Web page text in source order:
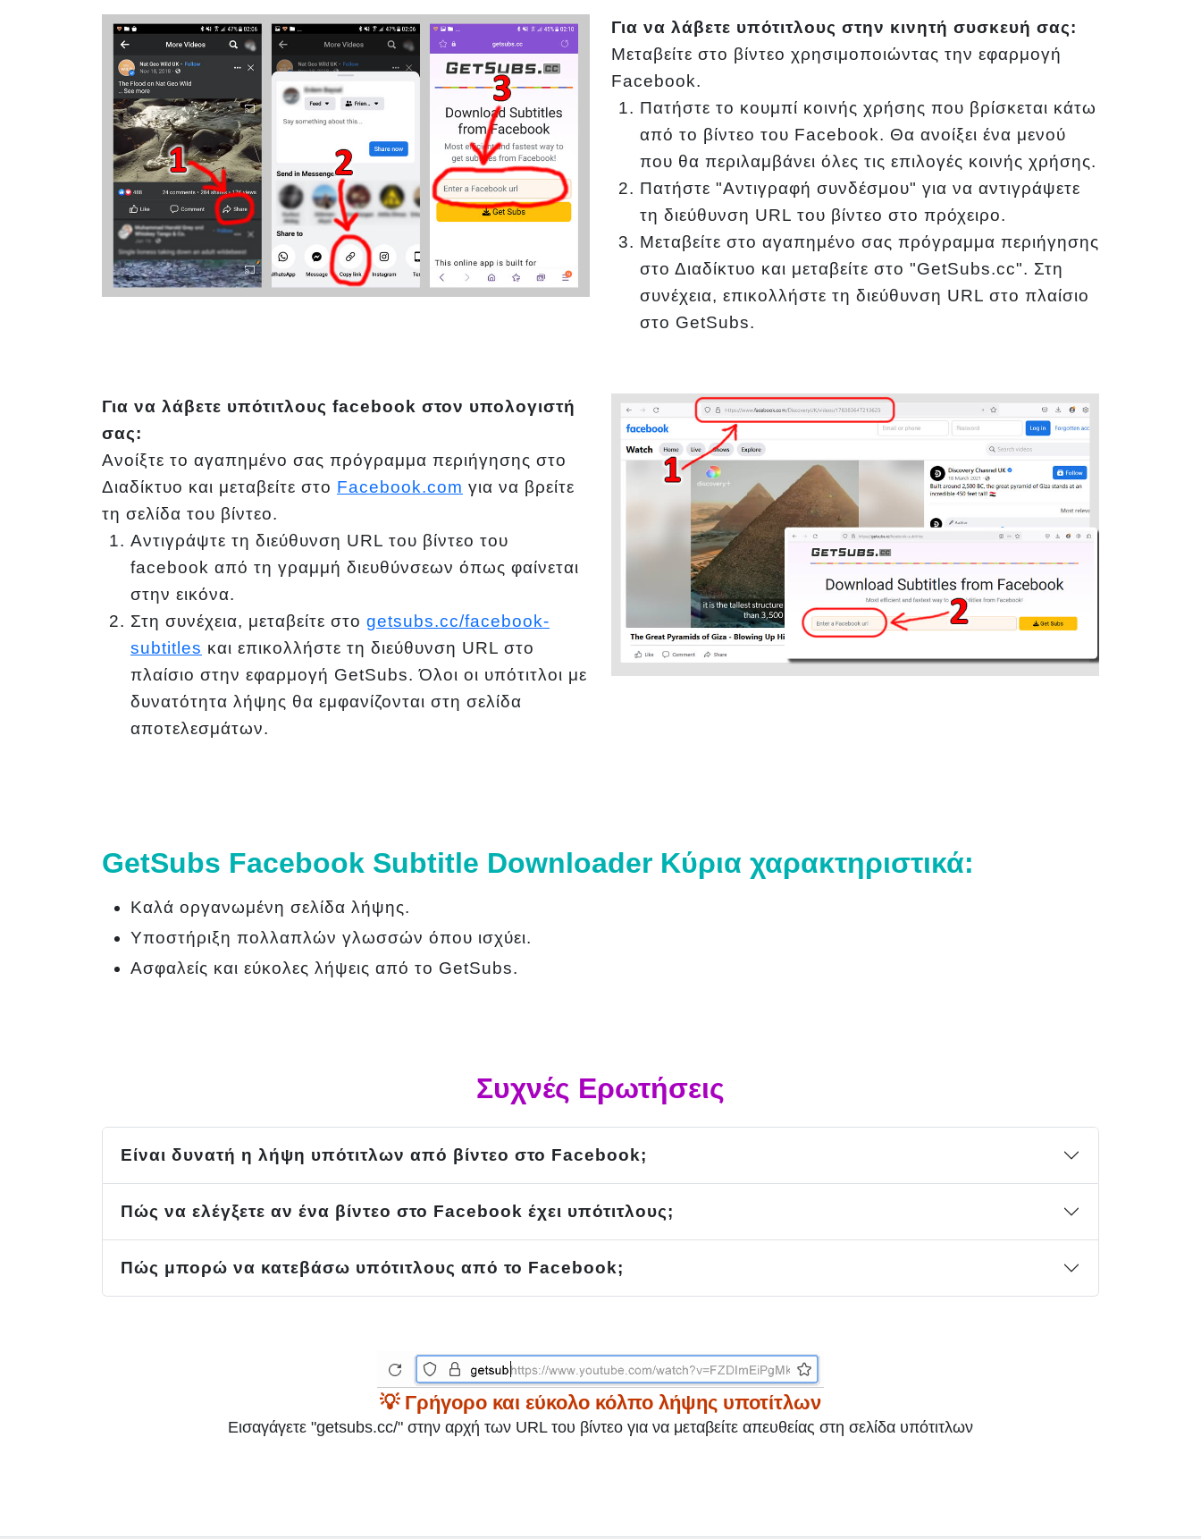
Για να λάβετε υπότιτλους στην κινητή συσκευή σας:
Μεταβείτε στο βίντεο χρησιμοποιώντας την εφαρμογή
Facebook.
Πατήστε το κουμπί κοινής χρήσης που βρίσκεται κάτω
από το βίντεο του Facebook. Θα ανοίξει ένα μενού
που θα περιλαμβάνει όλες τις επιλογές κοινής χρήσης.
Πατήστε "Αντιγραφή συνδέσμου" για να αντιγράψετε
τη διεύθυνση URL του βίντεο στο πρόχειρο.
Μεταβείτε στο αγαπημένο σας πρόγραμμα περιήγησης
στο Διαδίκτυο και μεταβείτε στο "GetSubs.cc". Στη
συνέχεια, επικολλήστε τη διεύθυνση URL στο πλαίσιο
στο GetSubs.
Για να λάβετε υπότιτλους facebook στον υπολογιστή
σας:
Ανοίξτε το αγαπημένο σας πρόγραμμα περιήγησης στο
Διαδίκτυο και μεταβείτε στο Facebook.com για να βρείτε
τη σελίδα του βίντεο.
Αντιγράψτε τη διεύθυνση URL του βίντεο του
facebook από τη γραμμή διευθύνσεων όπως φαίνεται
στην εικόνα.
Στη συνέχεια, μεταβείτε στο getsubs.cc/facebook-
subtitles και επικολλήστε τη διεύθυνση URL στο
πλαίσιο στην εφαρμογή GetSubs. Όλοι οι υπότιτλοι με
δυνατότητα λήψης θα εμφανίζονται στη σελίδα
αποτελεσμάτων.
GetSubs Facebook Subtitle Downloader Κύρια χαρακτηριστικά:
Καλά οργανωμένη σελίδα λήψης.
Υποστήριξη πολλαπλών γλωσσών όπου ισχύει.
Ασφαλείς και εύκολες λήψεις από το GetSubs.
Συχνές Ερωτήσεις
Είναι δυνατή η λήψη υπότιτλων από βίντεο στο Facebook;
Πώς να ελέγξετε αν ένα βίντεο στο Facebook έχει υπότιτλους;
Πώς μπορώ να κατεβάσω υπότιτλους από το Facebook;
💡 Γρήγορο και εύκολο κόλπο λήψης υποτίτλων
Εισαγάγετε "getsubs.cc/" στην αρχή των URL του βίντεο για να μεταβείτε απευθείας στη σελίδα υπότιτλων